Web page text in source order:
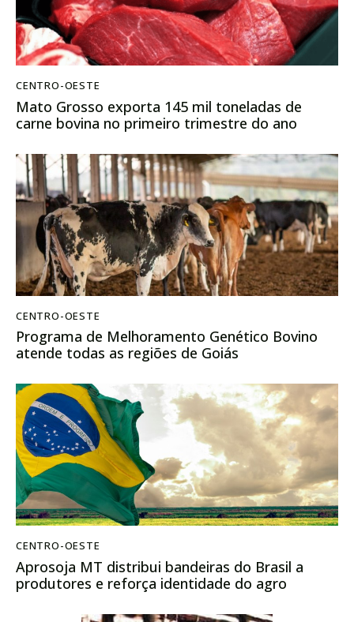
CENTRO-OESTE
Mato Grosso exporta 145 mil toneladas de
carne bovina no primeiro trimestre do ano
CENTRO-OESTE
Programa de Melhoramento Genético Bovino
atende todas as regiões de Goiás
CENTRO-OESTE
Aprosoja MT distribui bandeiras do Brasil a
produtores e reforça identidade do agro